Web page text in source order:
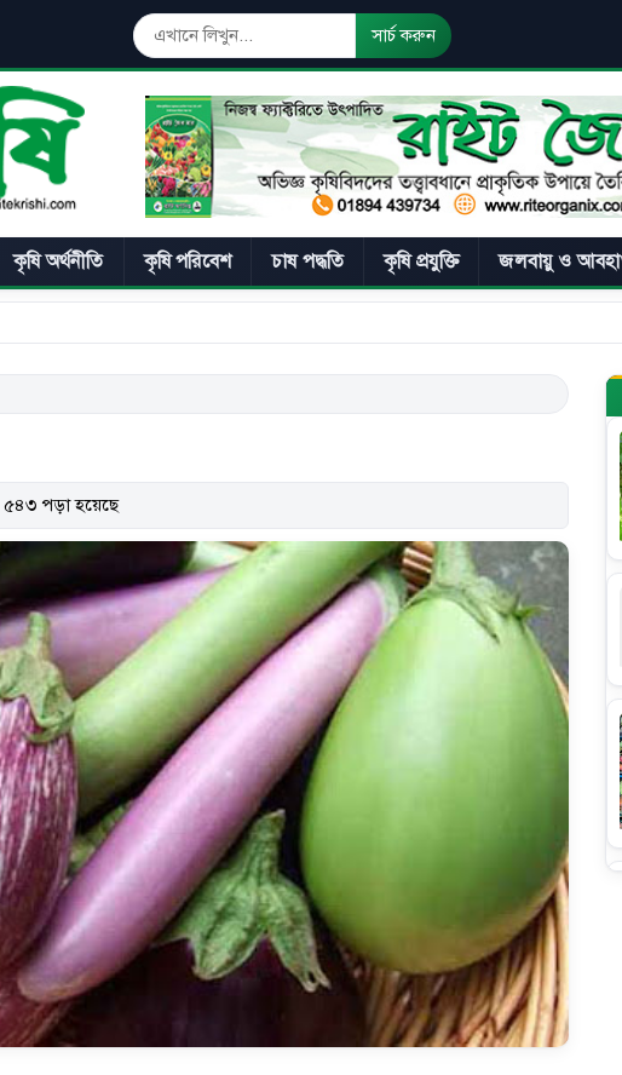
সার্চ করুন
কৃষি অর্থনীতি কৃষি পরিবেশ চাষ পদ্ধতি কৃষি প্রযুক্তি জলবায়ু ও
৫৪৩ পড়া হয়েছে